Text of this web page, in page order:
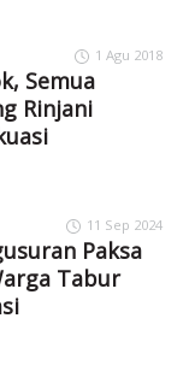
1 Agu 2018
Semua
Rinjani
11 Sep 2024
Paksa
Tabur